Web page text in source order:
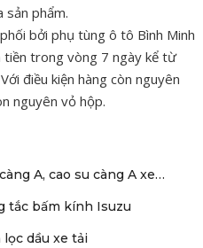
sản phẩm.
bởi phụ tùng ô tô Bình Minh
tiền trong vòng 7 ngày kể từ
điều kiện hàng còn nguyên
nguyên vỏ hộp.
A, cao su càng A xe…
tắc bấm kính Isuzu
lọc dầu xe tải